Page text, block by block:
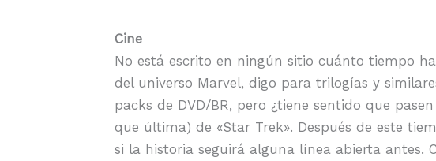
Cine
No está escrito en ningún sitio cuánto tiempo
del universo Marvel, digo para trilogías y
packs de DVD/BR, pero ¿tiene sentido que
que última) de «Star Trek». Después de este
si la historia seguirá alguna línea abierta antes.